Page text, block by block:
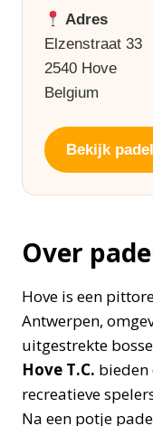
Adres
Elzenstraat 33
2540 Hove
Belgium
Bekijk
Over
Hove is een
Antwerpen,
uitgestrekte
Hove T.C. bieden
recreatieve
Na een potje